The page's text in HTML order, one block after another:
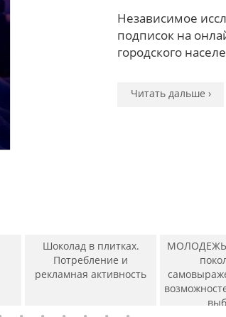
Независимое
подписок на
городского
Читать дальше ›
Читать дальше ›
Читать дальше ›
Шоколад в плитках.
Потребление и
рекламная активность
МОЛОДЕЖЬ